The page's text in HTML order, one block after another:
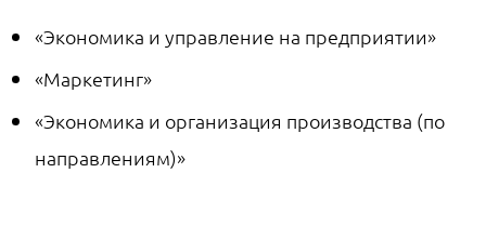
«Экономика и управление на предприятии»
«Маркетинг»
«Экономика и организация производства (по
направлениям)»